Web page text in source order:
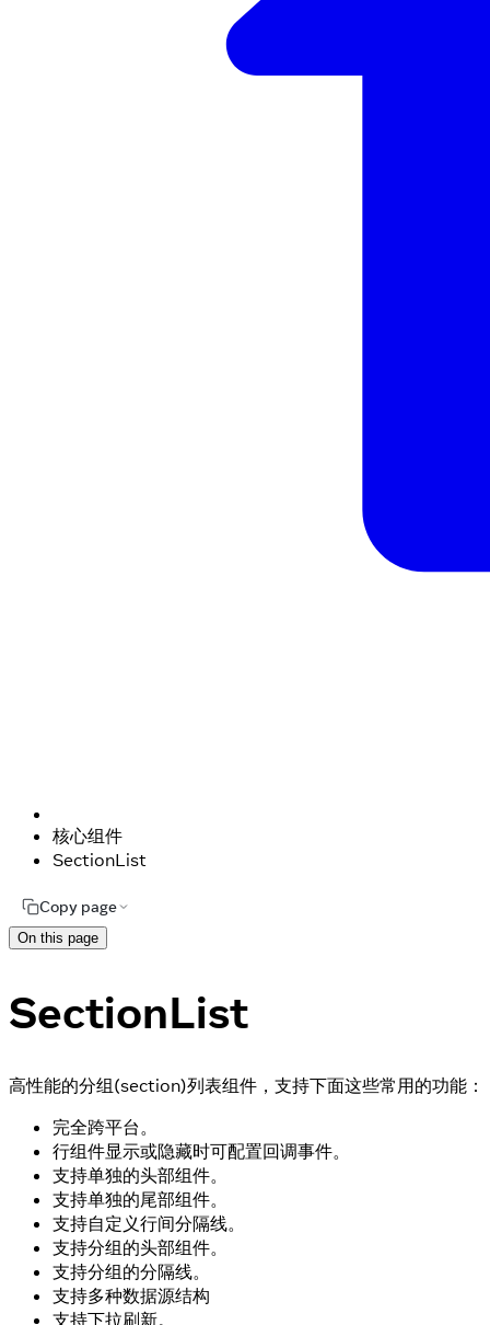
核心组件
SectionList
Copy page
On this page
SectionList
高性能的分组(section)列表组件，支持下面这些常用的功能：
完全跨平台。
行组件显示或隐藏时可配置回调事件。
支持单独的头部组件。
支持单独的尾部组件。
支持自定义行间分隔线。
支持分组的头部组件。
支持分组的分隔线。
支持多种数据源结构
支持下拉刷新。